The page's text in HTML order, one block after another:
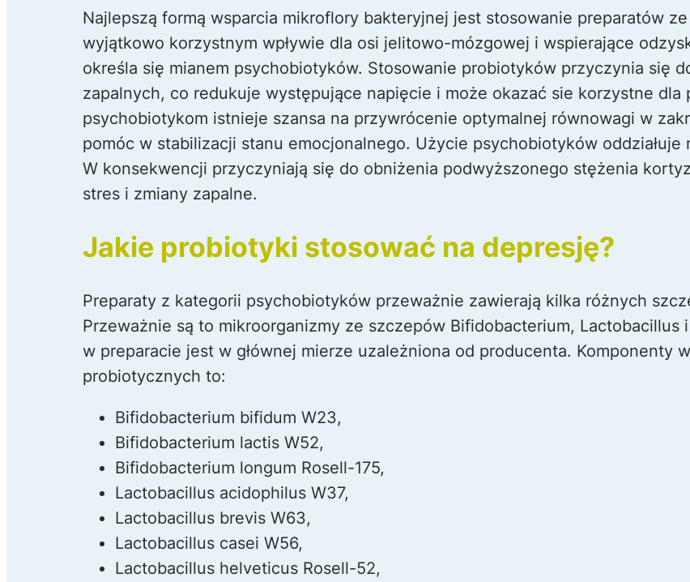
Najlepszą formą wsparcia mikroflory bakteryjnej jest stosowanie preparatów
wyjątkowo korzystnym wpływie dla osi jelitowo-mózgowej i wspierające
określa się mianem psychobiotyków. Stosowanie probiotyków przyczynia się
zapalnych, co redukuje występujące napięcie i może okazać sie korzystne dla
psychobiotykom istnieje szansa na przywrócenie optymalnej równowagi w
pomóc w stabilizacji stanu emocjonalnego. Użycie psychobiotyków oddziałuje
W konsekwencji przyczyniają się do obniżenia podwyższonego stężenia
stres i zmiany zapalne.
Jakie probiotyki stosować na depresję?
Preparaty z kategorii psychobiotyków przeważnie zawierają kilka różnych
Przeważnie są to mikroorganizmy ze szczepów Bifidobacterium, Lactobacillus
w preparacie jest w głównej mierze uzależniona od producenta. Komponenty
probiotycznych to:
Bifidobacterium bifidum W23,
Bifidobacterium lactis W52,
Bifidobacterium longum Rosell-175,
Lactobacillus acidophilus W37,
Lactobacillus brevis W63,
Lactobacillus casei W56,
Lactobacillus helveticus Rosell-52,